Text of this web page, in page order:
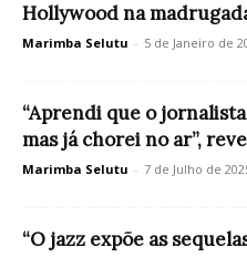
Hollywood na
Marimba Selutu - 5 de Janeiro de
“Aprendi que o
mas já chorei no ar”,
Marimba Selutu - 7 de Julho de
“O jazz expõe as